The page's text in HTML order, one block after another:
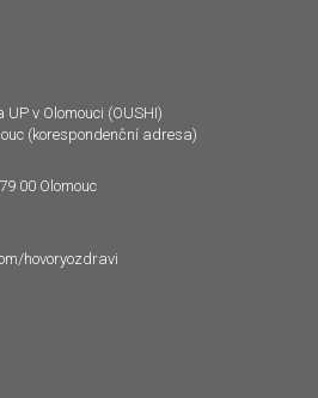
v Olomouci (OUSHI)
(korespondenční adresa)
00 Olomouc
hovoryozdravi